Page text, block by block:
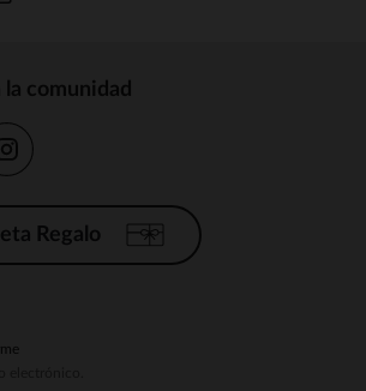
la comunidad
Regalo